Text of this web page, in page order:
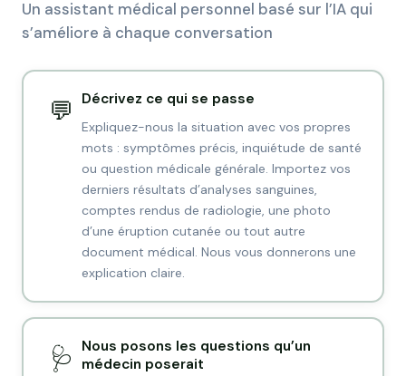
Un assistant médical personnel basé sur l’IA qui
s’améliore à chaque conversation
💬 Décrivez ce qui se passe
Expliquez-nous la situation avec vos propres
mots : symptômes précis, inquiétude de santé
ou question médicale générale. Importez vos
derniers résultats d’analyses sanguines,
comptes rendus de radiologie, une photo
d’une éruption cutanée ou tout autre
document médical. Nous vous donnerons une
explication claire.
🩺
Nous posons les questions qu’un
médecin poserait